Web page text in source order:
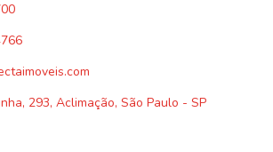
293, Aclimação, São Paulo - SP